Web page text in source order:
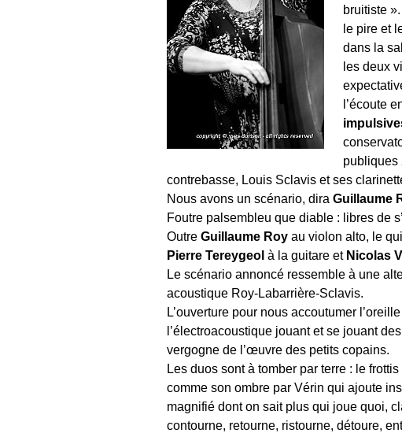
bruitiste
le pire et
dans la
les deux
l’écoute
publiques
contrebasse, Louis Sclavis et ses
Nous avons un scénario, dira Guillaume
Foutre palsembleu que diable : libres de
Outre Guillaume Roy au violon alto, le
Pierre Tereygeol à la guitare et Nicolas
Le scénario annoncé ressemble à une
acoustique Roy-Labarrière-Sclavis.
L’ouverture pour nous accoutumer
l’électroacoustique jouant et se jouant
vergogne de l’œuvre des petits copains.
Les duos sont à tomber par terre : le
comme son ombre par Vérin qui ajoute
magnifié dont on sait plus qui joue quoi,
contourne, retourne, ristourne, détoure,